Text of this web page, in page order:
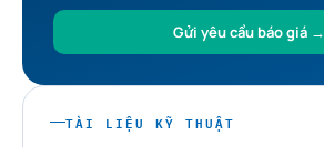
Gửi yêu cầu báo giá →
TÀI LIỆU KỸ THUẬT